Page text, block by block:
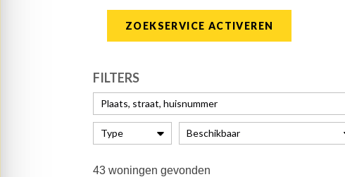
ZOEKSERVICE ACTIVEREN
FILTERS
43 woningen gevonden